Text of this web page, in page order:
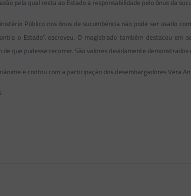
pela qual resta ao Estado a responsabilidade pelo ônus da
Público nos ônus de sucumbência não pode ser usado
o Estado”, escreveu. O magistrado também destacou
que pudesse recorrer. São valores devidamente demonstrados
e contou com a participação dos desembargadores Vera